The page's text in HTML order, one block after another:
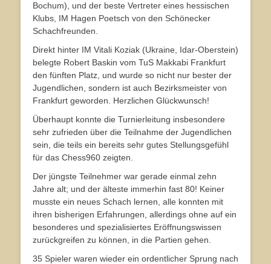
Bochum), und der beste Vertreter eines hessischen
Klubs, IM Hagen Poetsch von den Schönecker
Schachfreunden.
Direkt hinter IM Vitali Koziak (Ukraine, Idar-Oberstein)
belegte Robert Baskin vom TuS Makkabi Frankfurt
den fünften Platz, und wurde so nicht nur bester der
Jugendlichen, sondern ist auch Bezirksmeister von
Frankfurt geworden. Herzlichen Glückwunsch!
Überhaupt konnte die Turnierleitung insbesondere
sehr zufrieden über die Teilnahme der Jugendlichen
sein, die teils ein bereits sehr gutes Stellungsgefühl
für das Chess960 zeigten.
Der jüngste Teilnehmer war gerade einmal zehn
Jahre alt; und der älteste immerhin fast 80! Keiner
musste ein neues Schach lernen, alle konnten mit
ihren bisherigen Erfahrungen, allerdings ohne auf ein
besonderes und spezialisiertes Eröffnungswissen
zurückgreifen zu können, in die Partien gehen.
35 Spieler waren wieder ein ordentlicher Sprung nach